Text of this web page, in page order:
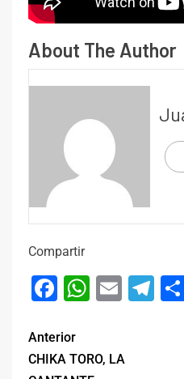
About The Author
Compartir
Facebook
Email
Anterior
CHIKA TORO, LA